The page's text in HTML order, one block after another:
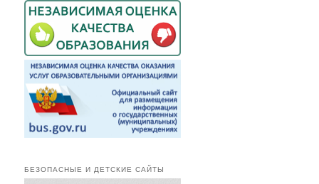
БЕЗОПАСНЫЕ И ДЕТСКИЕ САЙТЫ